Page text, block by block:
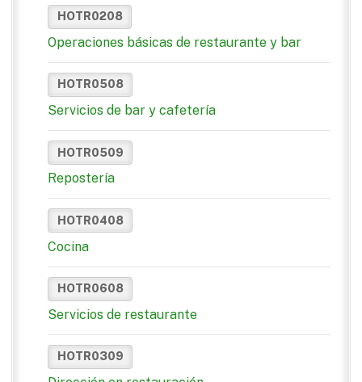
HOTR0208
Operaciones básicas de restaurante y bar
HOTR0508
Servicios de bar y cafetería
HOTR0509
Repostería
HOTR0408
Cocina
HOTR0608
Servicios de restaurante
HOTR0309